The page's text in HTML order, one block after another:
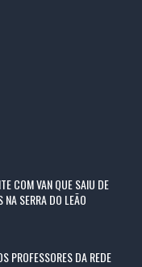
COM VAN QUE SAIU DE
SERRA DO LEÃO
PROFESSORES DA REDE